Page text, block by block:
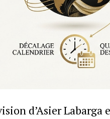
d’Asier Labarga